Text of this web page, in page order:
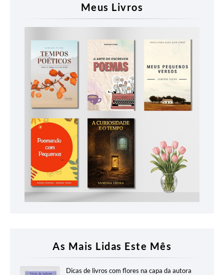
Meus Livros
As Mais Lidas Este Mês
Dicas de livros com flores na capa da autora